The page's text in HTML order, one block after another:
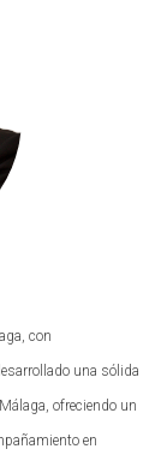
de
y han
en
cuando los
entrada de
de
cercanía a la
estrategia
con
una sólida
ofreciendo un
en